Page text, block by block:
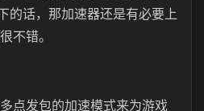
的话，那加速器还是有必要上
不错。
点发包的加速模式来为游戏